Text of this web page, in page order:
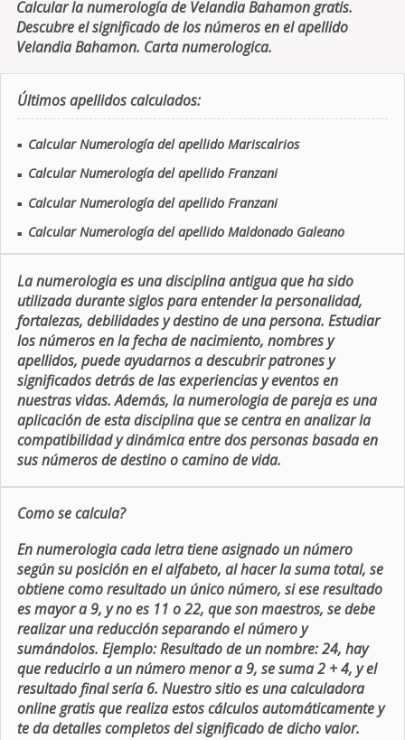
Calcular la numerología de Velandia Bahamon gratis.
Descubre el significado de los números en el apellido
Velandia Bahamon. Carta numerologica.
Últimos apellidos calculados:
■ Calcular Numerología del apellido Mariscalrios
■ Calcular Numerología del apellido Franzani
■ Calcular Numerología del apellido Franzani
■ Calcular Numerología del apellido Maldonado Galeano
La numerologia es una disciplina antigua que ha sido
utilizada durante siglos para entender la personalidad,
fortalezas, debilidades y destino de una persona. Estudiar
los números en la fecha de nacimiento, nombres y
apellidos, puede ayudarnos a descubrir patrones y
significados detrás de las experiencias y eventos en
nuestras vidas. Además, la numerologia de pareja es una
aplicación de esta disciplina que se centra en analizar la
compatibilidad y dinámica entre dos personas basada en
sus números de destino o camino de vida.
Como se calcula?
En numerologia cada letra tiene asignado un número
según su posición en el alfabeto, al hacer la suma total, se
obtiene como resultado un único número, si ese resultado
es mayor a 9, y no es 11 o 22, que son maestros, se debe
realizar una reducción separando el número y
sumándolos. Ejemplo: Resultado de un nombre: 24, hay
que reducirlo a un número menor a 9, se suma 2 + 4, y el
resultado final sería 6. Nuestro sitio es una calculadora
online gratis que realiza estos cálculos automáticamente y
te da detalles completos del significado de dicho valor.